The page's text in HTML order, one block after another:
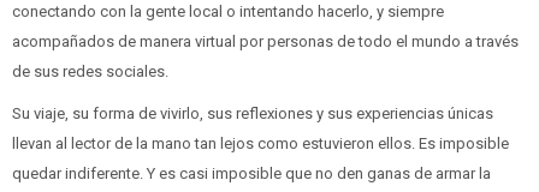
conectando con la gente local o intentando hacerlo, y siempre
acompañados de manera virtual por personas de todo el mundo a través
de sus redes sociales.
Su viaje, su forma de vivirlo, sus reflexiones y sus experiencias únicas
llevan al lector de la mano tan lejos como estuvieron ellos. Es imposible
quedar indiferente. Y es casi imposible que no den ganas de armar la